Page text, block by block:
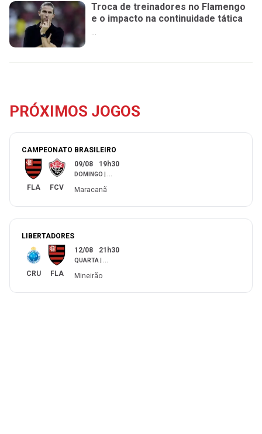
Troca de treinadores no Flamengo
e o impacto na continuidade tática
...
PRÓXIMOS JOGOS
CAMPEONATO BRASILEIRO
FLA FCV
09/08 19h30
DOMINGO
Maracanã
LIBERTADORES
CRU FLA
12/08 21h30
QUARTA
Mineirão